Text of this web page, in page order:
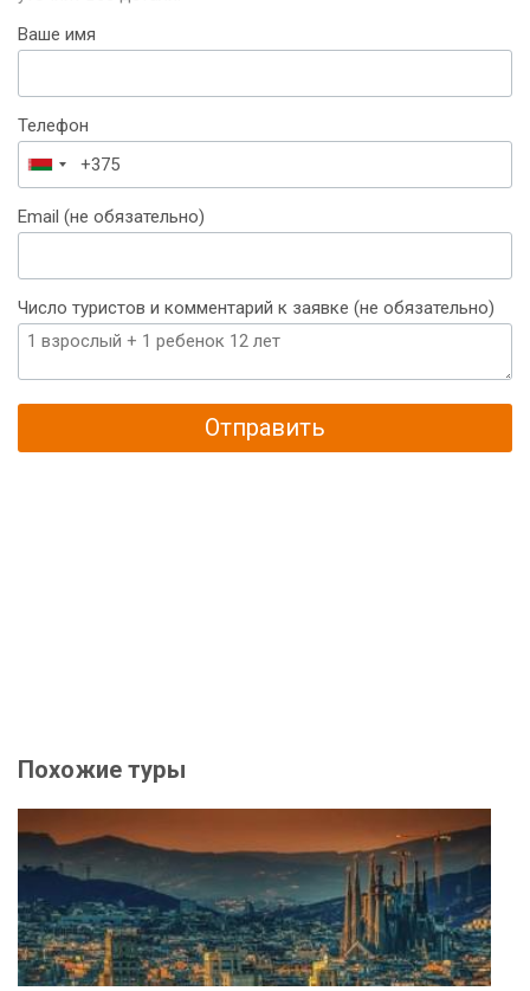
Ваше имя
Телефон
Беларусь
+375
Email (не обязательно)
Число туристов и комментарий к заявке (не обязательно)
Отправить
Похожие туры